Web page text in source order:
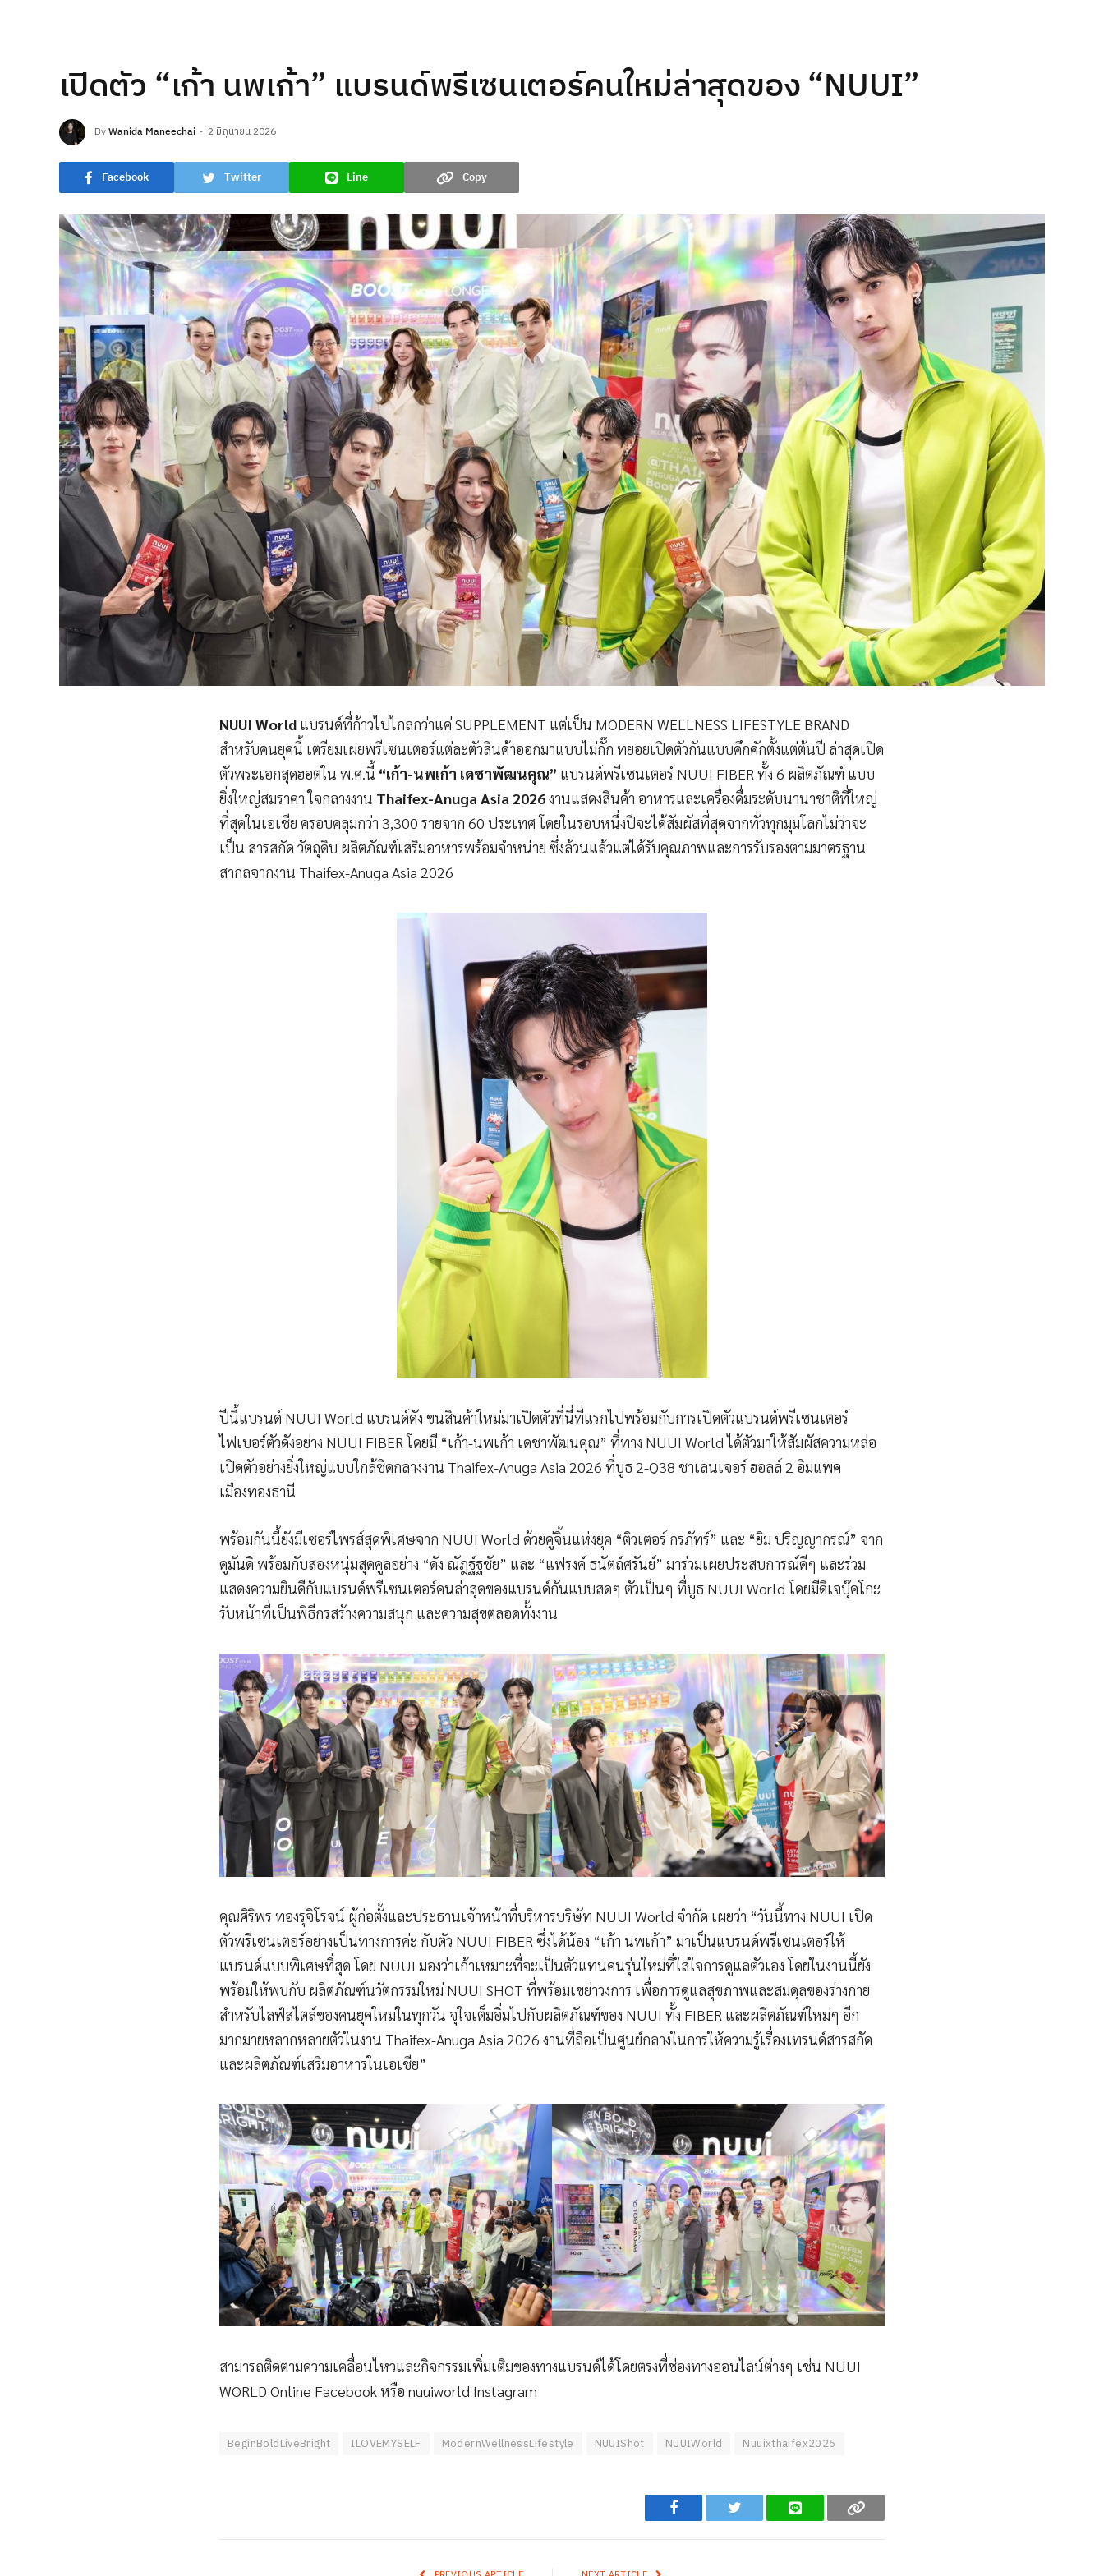
เปิดตัว “เก้า นพเก้า” แบรนด์พรีเซนเตอร์คนใหม่ล่าสุดของ “NUUI”
ByWanida Maneechai 2 มิถุนายน 2026
Facebook Twitter Line Copy
NUUI World แบรนด์ที่ก้าวไปไกลกว่าแค่ SUPPLEMENT แต่เป็น MODERN WELLNESS LIFESTYLE BRAND
สำหรับคนยุคนี้ เตรียมเผยพรีเซนเตอร์แต่ละตัวสินค้าออกมาแบบไม่กั๊ก ทยอยเปิดตัวกันแบบคึกคักตั้งแต่ต้นปี ล่าสุดเปิด
ตัวพระเอกสุดฮอตใน พ.ศ.นี้ “เก้า-นพเก้า เดชาพัฒนคุณ” แบรนด์พรีเซนเตอร์ NUUI FIBER ทั้ง 6 ผลิตภัณฑ์ แบบ
ยิ่งใหญ่สมราคา ใจกลางงาน Thaifex-Anuga Asia 2026งานแสดงสินค้า อาหารและเครื่องดื่มระดับนานาชาติที่ใหญ่
ที่สุดในเอเชีย ครอบคลุมกว่า 3,300 รายจาก 60 ประเทศ โดยในรอบหนึ่งปีจะได้สัมผัสที่สุดจากทั่วทุกมุมโลกไม่ว่าจะ
เป็น สารสกัด วัตถุดิบ ผลิตภัณฑ์เสริมอาหารพร้อมจำหน่าย ซึ่งล้วนแล้วแต่ได้รับคุณภาพและการรับรองตามมาตรฐาน
สากลจากงาน Thaifex-Anuga Asia 2026
ปีนี้แบรนด์ NUUI World แบรนด์ดัง ขนสินค้าใหม่มาเปิดตัวที่นี่ที่แรกไปพร้อมกับการเปิดตัวแบรนด์พรีเซนเตอร์
ไฟเบอร์ตัวดังอย่าง NUUI FIBER โดยมี “เก้า-นพเก้า เดชาพัฒนคุณ” ที่ทาง NUUI World ได้ตัวมาให้สัมผัสความหล่อ
เปิดตัวอย่างยิ่งใหญ่แบบใกล้ชิดกลางงาน Thaifex-Anuga Asia 2026 ที่บูธ 2-Q38 ชาเลนเจอร์ ฮอลล์ 2 อิมแพค
เมืองทองธานี
พร้อมกันนี้ยังมีเซอร์ไพรส์สุดพิเศษจาก NUUI World ด้วยคู่จิ้นแห่งยุค “ติวเตอร์ กรภัทร์” และ “ยิม ปริญญากรณ์” จาก
ดูมันดิ พร้อมกับสองหนุ่มสุดคูลอย่าง “ดัง ณัฎฐ์ฐชัย” และ “แฟรงค์ ธนัตถ์ศรันย์” มาร่วมเผยประสบการณ์ดีๆ และร่วม
แสดงความยินดีกับแบรนด์พรีเซนเตอร์คนล่าสุดของแบรนด์กันแบบสดๆ ตัวเป็นๆ ที่บูธ NUUI World โดยมีดีเจบุ๊คโกะ
รับหน้าที่เป็นพิธีกรสร้างความสนุก และความสุขตลอดทั้งงาน
คุณศิริพร ทองรุจิโรจน์ ผู้ก่อตั้งและประธานเจ้าหน้าที่บริหารบริษัท NUUI World จำกัด เผยว่า “วันนี้ทาง NUUI เปิด
ตัวพรีเซนเตอร์อย่างเป็นทางการค่ะ กับตัว NUUI FIBER ซึ่งได้น้อง “เก้า นพเก้า” มาเป็นแบรนด์พรีเซนเตอร์ให้
แบรนด์แบบพิเศษที่สุด โดย NUUI มองว่าเก้าเหมาะที่จะเป็นตัวแทนคนรุ่นใหม่ที่ใส่ใจการดูแลตัวเอง โดยในงานนี้ยัง
พร้อมให้พบกับ ผลิตภัณฑ์นวัตกรรมใหม่ NUUI SHOT ที่พร้อมเขย่าวงการ เพื่อการดูแลสุขภาพและสมดุลของร่างกาย
สำหรับไลฟ์สไตล์ของคนยุคใหม่ในทุกวัน จุใจเต็มอิ่มไปกับผลิตภัณฑ์ของ NUUI ทั้ง FIBER และผลิตภัณฑ์ใหม่ๆ อีก
มากมายหลากหลายตัวในงาน Thaifex-Anuga Asia 2026 งานที่ถือเป็นศูนย์กลางในการให้ความรู้เรื่องเทรนด์สารสกัด
และผลิตภัณฑ์เสริมอาหารในเอเชีย”
สามารถติดตามความเคลื่อนไหวและกิจกรรมเพิ่มเติมของทางแบรนด์ได้โดยตรงที่ช่องทางออนไลน์ต่างๆ เช่น NUUI
WORLD Online Facebook หรือ nuuiworld Instagram
BeginBoldLiveBright ILOVEMYSELF ModernWellnessLifestyle NUUIShot NUUIWorld Nuuixthaifex2026
Facebook Twitter Line Copy